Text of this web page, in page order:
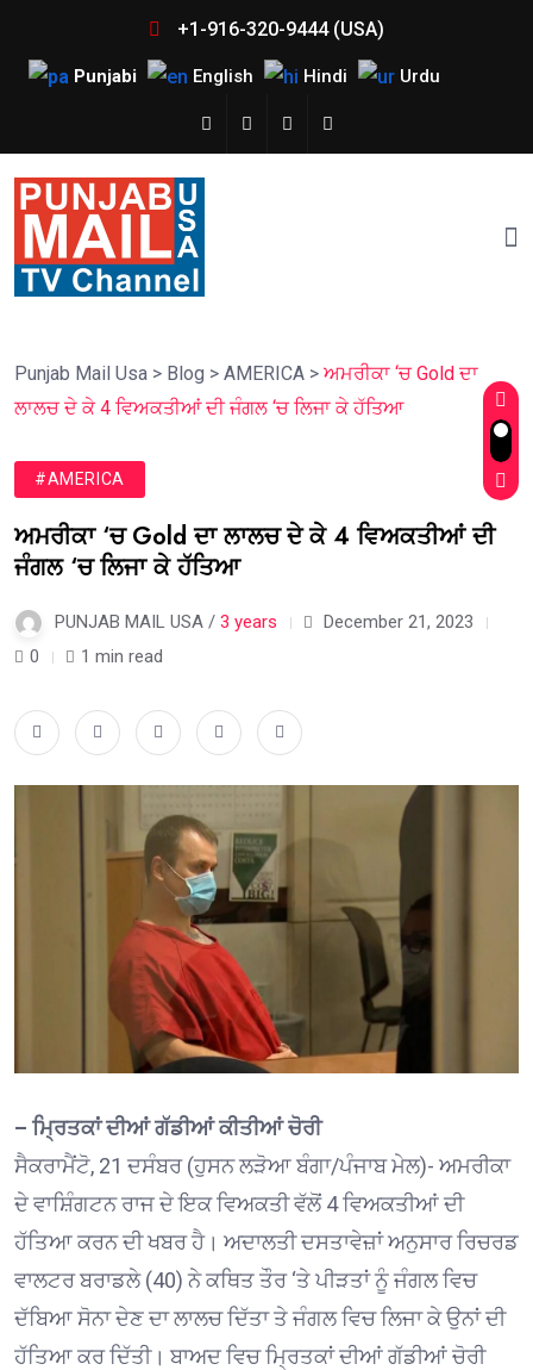
+1-916-320-9444 (USA)
Punjabi English Hindi Urdu
Punjab Mail Usa > Blog > AMERICA > ਅਮਰੀਕਾ ‘ਚ Gold ਦਾ
ਲਾਲਚ ਦੇ ਕੇ 4 ਵਿਅਕਤੀਆਂ ਦੀ ਜੰਗਲ ‘ਚ ਲਿਜਾ ਕੇ ਹੱਤਿਆ
#AMERICA
ਅਮਰੀਕਾ ‘ਚ Gold ਦਾ ਲਾਲਚ ਦੇ ਕੇ 4 ਵਿਅਕਤੀਆਂ ਦੀ
ਜੰਗਲ ‘ਚ ਲਿਜਾ ਕੇ ਹੱਤਿਆ
PUNJAB MAIL USA / 3 years
December 21, 2023
0
1 min read
– ਮ੍ਰਿਤਕਾਂ ਦੀਆਂ ਗੱਡੀਆਂ ਕੀਤੀਆਂ ਚੋਰੀ
ਸੈਕਰਾਮੈਂਟੋ, 21 ਦਸੰਬਰ (ਹੁਸਨ ਲੜੋਆ ਬੰਗਾ/ਪੰਜਾਬ ਮੇਲ)- ਅਮਰੀਕਾ
ਦੇ ਵਾਸ਼ਿੰਗਟਨ ਰਾਜ ਦੇ ਇਕ ਵਿਅਕਤੀ ਵੱਲੋਂ 4 ਵਿਅਕਤੀਆਂ ਦੀ
ਹੱਤਿਆ ਕਰਨ ਦੀ ਖਬਰ ਹੈ। ਅਦਾਲਤੀ ਦਸਤਾਵੇਜ਼ਾਂ ਅਨੁਸਾਰ ਰਿਚਰਡ
ਵਾਲਟਰ ਬਰਾਡਲੇ (40) ਨੇ ਕਥਿਤ ਤੌਰ ‘ਤੇ ਪੀੜਤਾਂ ਨੂੰ ਜੰਗਲ ਵਿਚ
ਦੱਬਿਆ ਸੋਨਾ ਦੇਣ ਦਾ ਲਾਲਚ ਦਿੱਤਾ ਤੇ ਜੰਗਲ ਵਿਚ ਲਿਜਾ ਕੇ ਉਨਾਂ ਦੀ
ਹੱਤਿਆ ਕਰ ਦਿੱਤੀ। ਬਾਅਦ ਵਿਚ ਮ੍ਰਿਤਕਾਂ ਦੀਆਂ ਗੱਡੀਆਂ ਚੋਰੀ